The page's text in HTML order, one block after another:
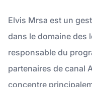
Elvis Mrsa est un
dans le domaine des
responsable du
partenaires de canal
concentre